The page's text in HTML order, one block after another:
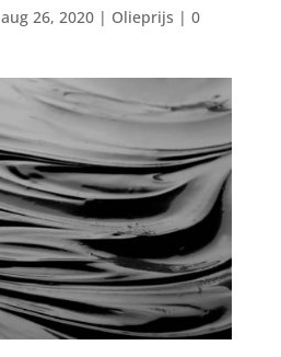
aug 26, 2020| Olieprijs | 0